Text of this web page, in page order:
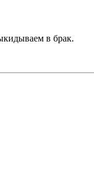
в брак.